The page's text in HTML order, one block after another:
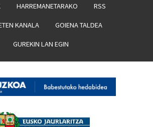
HARREMANETARAKO RSS
KANALA GOIENA TALDEA
GUREKIN LAN EGIN